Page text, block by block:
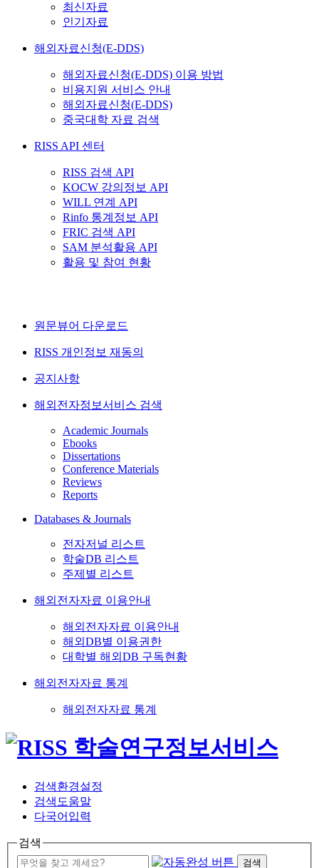
최신자료
인기자료
해외자료신청(E-DDS)
해외자료신청(E-DDS) 이용 방법
비용지원 서비스 안내
해외자료신청(E-DDS)
중국대학 자료 검색
RISS API 센터
RISS 검색 API
KOCW 강의정보 API
WILL 연계 API
Rinfo 통계정보 API
FRIC 검색 API
SAM 분석활용 API
활용 및 참여 현황
원문뷰어 다운로드
RISS 개인정보 재동의
공지사항
해외전자정보서비스 검색
Academic Journals
Ebooks
Dissertations
Conference Materials
Reviews
Reports
Databases & Journals
전자저널 리스트
학술DB 리스트
주제별 리스트
해외전자자료 이용안내
해외전자자료 이용안내
해외DB별 이용권한
대학별 해외DB 구독현황
해외전자자료 통계
해외전자자료 통계
검색환경설정
검색도움말
다국어입력
검색
검색